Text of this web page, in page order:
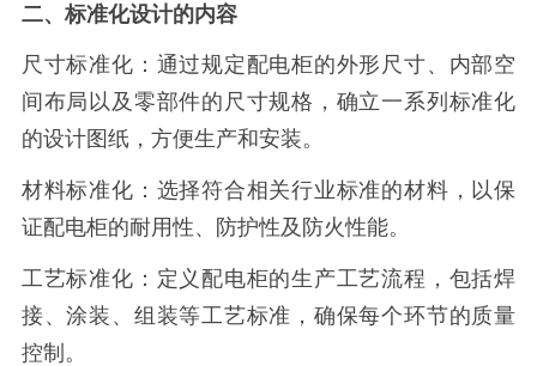
二、标准化设计的内容
尺寸标准化：通过规定配电柜的外形尺寸、内部空
间布局以及零部件的尺寸规格，确立一系列标准化
的设计图纸，方便生产和安装。
材料标准化：选择符合相关行业标准的材料，以保
证配电柜的耐用性、防护性及防火性能。
工艺标准化：定义配电柜的生产工艺流程，包括焊
接、涂装、组装等工艺标准，确保每个环节的质量
控制。